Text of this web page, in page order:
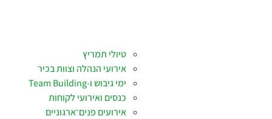
טיולי תמריץ
אירועי הנהלה וצוות בכיר
ימי גיבוש ו-Team Building
כנסים ואירועי לקוחות
אירועים פנים־ארגוניים